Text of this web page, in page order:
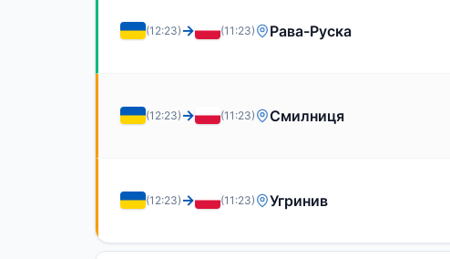
(12:23) → (11:23) Рава-Руска
(12:23) → (11:23) Смилниця
(12:23) → (11:23) Угринив